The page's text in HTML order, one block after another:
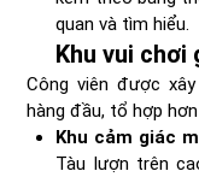
quan và tìm hiểu.
Khu vui chơi
Công viên được
hàng đầu, tổ hợp
Khu cảm giác
Tàu lượn trên